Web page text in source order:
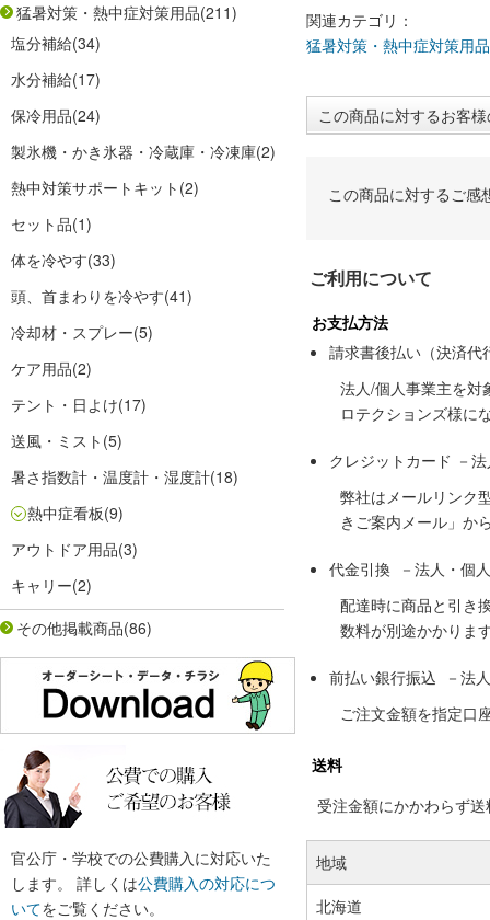
猛暑対策・熱中症対策用品(211)
塩分補給(34)
水分補給(17)
保冷用品(24)
製氷機・かき氷器・冷蔵庫・冷凍庫(2)
熱中対策サポートキット (2)
セット品(1)
体を冷やす(33)
頭、首まわりを冷やす(41)
冷却材・スプレー(5)
ケア用品(2)
テント・日よけ(17)
送風・ミスト (5)
暑さ指数計・温度計・湿度計(18)
熱中症看板(9)
アウトドア用品(3)
キャリー(2)
その他掲載商品(86)
官公庁・学校での公費購入に対応いた
します。 詳しくは公費購入の対応につ
いてをご覧ください。
関連カテゴリ：
猛暑対策・熱中症対策用品
この商品に対するお客
この商品に対するご感
ご利用について
お支払方法
請求書後払い（決済代
法人/個人事業主を対
ロテクションズ様に
クレジットカード －
弊社はメールリンク
きご案内メール」か
代金引換 －法人・個
配達時に商品と引き
数料が別途かかりま
前払い銀行振込 －法
ご注文金額を指定口
送料
受注金額にかかわらず
地域
北海道